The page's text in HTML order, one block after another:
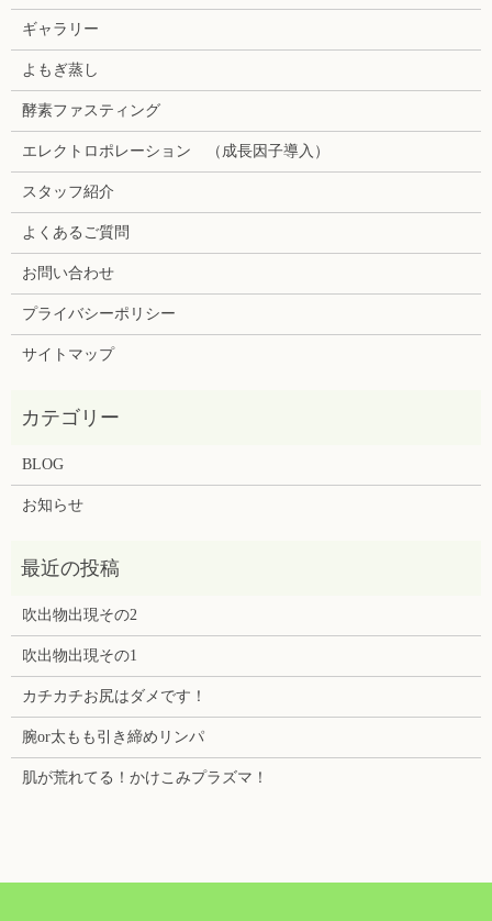
ギャラリー
よもぎ蒸し
酵素ファスティング
エレクトロポレーション （成長因子導入）
スタッフ紹介
よくあるご質問
お問い合わせ
プライバシーポリシー
サイトマップ
BLOG
お知らせ
吹出物出現その2
吹出物出現その1
カチカチお尻はダメです！
腕or太もも引き締めリンパ
肌が荒れてる！かけこみプラズマ！